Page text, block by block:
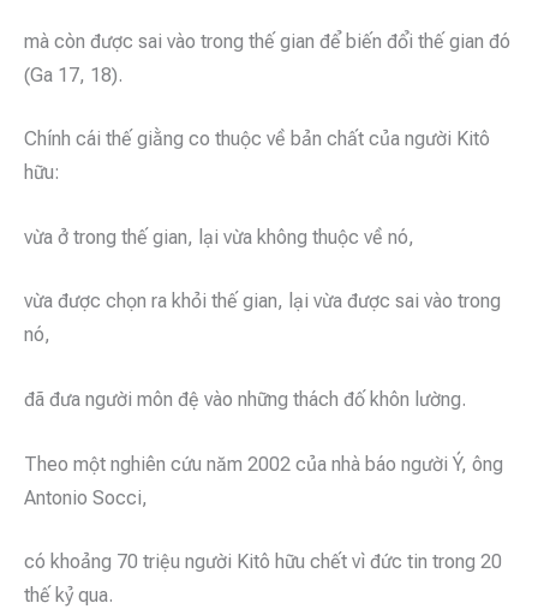
mà còn được sai vào trong thế gian để biến đổi thế gian đó
(Ga 17, 18).
Chính cái thế giằng co thuộc về bản chất của người Kitô
hữu:
vừa ở trong thế gian, lại vừa không thuộc về nó,
vừa được chọn ra khỏi thế gian, lại vừa được sai vào trong
nó,
đã đưa người môn đệ vào những thách đố khôn lường.
Theo một nghiên cứu năm 2002 của nhà báo người Ý, ông
Antonio Socci,
có khoảng 70 triệu người Kitô hữu chết vì đức tin trong 20
thế kỷ qua.